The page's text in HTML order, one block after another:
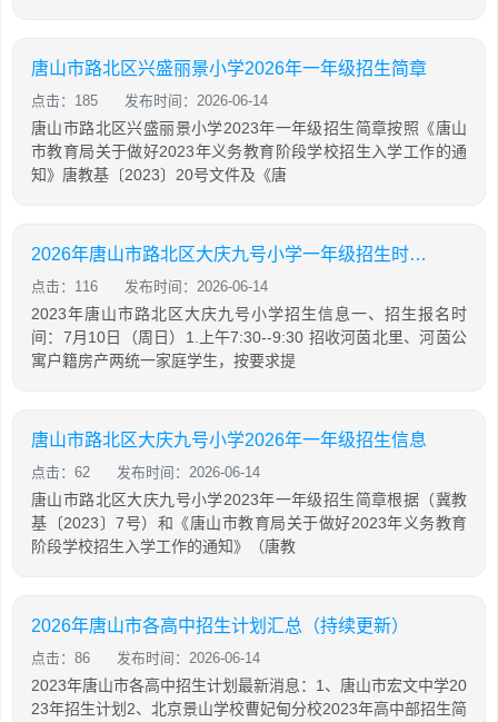
唐山市路北区兴盛丽景小学2026年一年级招生简章
点击：185 发布时间：2026-06-14
唐山市路北区兴盛丽景小学2023年一年级招生简章按照《唐山
市教育局关于做好2023年义务教育阶段学校招生入学工作的通
知》唐教基〔2023〕20号文件及《唐
2026年唐山市路北区大庆九号小学一年级招生时间+地点
点击：116 发布时间：2026-06-14
2023年唐山市路北区大庆九号小学招生信息一、招生报名时
间：7月10日（周日）1.上午7:30--9:30 招收河茵北里、河茵公
寓户籍房产两统一家庭学生，按要求提
唐山市路北区大庆九号小学2026年一年级招生信息
点击：62 发布时间：2026-06-14
唐山市路北区大庆九号小学2023年一年级招生简章根据（冀教
基〔2023〕7号）和《唐山市教育局关于做好2023年义务教育
阶段学校招生入学工作的通知》（唐教
2026年唐山市各高中招生计划汇总（持续更新）
点击：86 发布时间：2026-06-14
2023年唐山市各高中招生计划最新消息：1、唐山市宏文中学20
23年招生计划2、北京景山学校曹妃甸分校2023年高中部招生简